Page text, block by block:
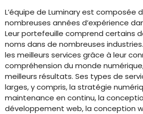
L’équipe de Luminary est composée
nombreuses années d’expérience
Leur portefeuille comprend certains
noms dans de nombreuses
les meilleurs services grâce à leur
compréhension du monde
meilleurs résultats. Ses types de
larges, y compris, la stratégie
maintenance en continu, la
développement web, la conception